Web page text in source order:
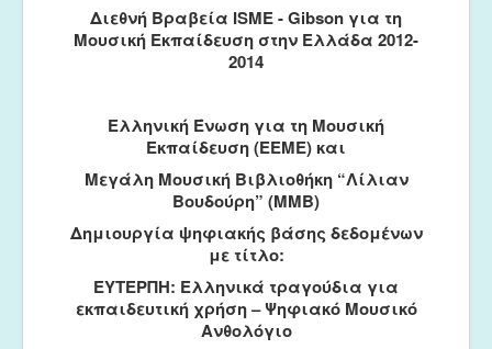
Διεθνή Βραβεία ISME - Gibson για τη
Μουσική Εκπαίδευση στην Ελλάδα 2012-
2014
Ελληνική Ένωση για τη Μουσική
Εκπαίδευση (ΕΕΜΕ) και
Μεγάλη Μουσική Βιβλιοθήκη “Λίλιαν
Βουδούρη” (ΜΜΒ)
Δημιουργία ψηφιακής βάσης δεδομένων
με τίτλο:
ΕΥΤΕΡΠΗ: Ελληνικά τραγούδια για
εκπαιδευτική χρήση – Ψηφιακό Μουσικό
Ανθολόγιο